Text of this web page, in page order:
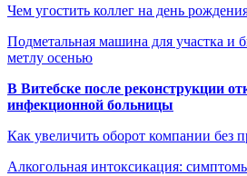
Чем угостить коллег на день
Подметальная машина для участка и
метлу осенью
В Витебске после реконструкции
инфекционной больницы
Как увеличить оборот компании без
Алкогольная интоксикация: